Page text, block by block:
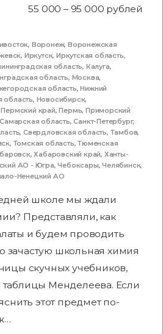
55 000 – 95 000 рублей
, Воронеж,Воронежская
, Иркутск,Иркутская область,
область, Калуга,
область, Москва,
область,Нижний
область, Новосибирск,
Пермский край,Пермь,Приморский
Самарская область,Санкт-Петербург,
,Свердловская область, Тамбов,
, Томская область,Тюменская
,Хабаровский край, Ханты-
АО - Югра,Чебоксары,Челябинск,
Ненецкий АО
школе мы ждали
Представляли, как
и будем проводить
зачастую школьная химия
скучных учебников,
Менделеева. Если
этот предмет по-